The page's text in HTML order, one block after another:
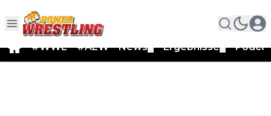
#WWE #AEW News Ergebnisse